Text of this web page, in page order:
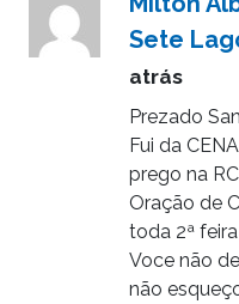
Sete
atrás
Prezado
Fui da
prego na
Oração de
toda 2ª
Voce não
não